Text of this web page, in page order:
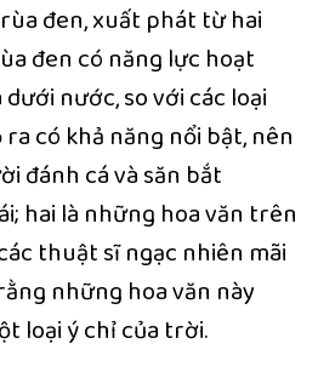
đen, xuất phát từ hai
đen có năng lực hoạt
nước, so với các loại
có khả năng nổi bật, nên
đánh cá và săn bắt
hai là những hoa văn trên
thuật sĩ ngạc nhiên mãi
những hoa văn này
loại ý chỉ của trời.